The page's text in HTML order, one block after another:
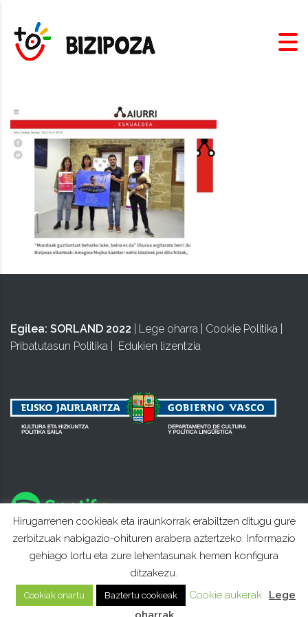
Egilea: SORLAND 2022 Lege oharra Cookie Politika
Pribatutasun Politika
Edukien lizentzia
Hirugarrenen cookieak eta iraunkorrak erabiltzen ditugu gure
zerbitzuak nabigazio-ohituren arabera aztertzeko. Informazio
gehiago lortu eta zure lehentasunak hemen konfigura
ditzakezu.
Cookiak onartu Baztertu cookieak Cookie aukerak
Lege